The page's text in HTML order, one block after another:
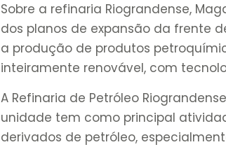
Sobre a refinaria Riograndense,
dos planos de expansão da frente
a produção de produtos
inteiramente renovável, com
A Refinaria de Petróleo
unidade tem como principal
derivados de petróleo,